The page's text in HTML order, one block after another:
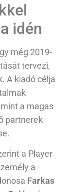
idén
még 2019-
tervezi,
A kiadó célja
a magas
partnerek
a Player
a
Farkas